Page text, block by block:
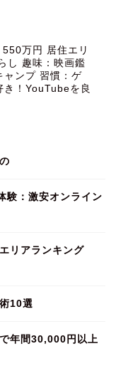
万円 居住エリ
し 趣味：映画鑑
ャンプ 習慣：ゲ
き！YouTubeを良
験：激安オンライン
リアランキング
10選
年間30,000円以上